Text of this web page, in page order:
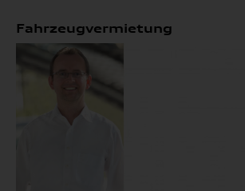
Fahrzeugvermietung